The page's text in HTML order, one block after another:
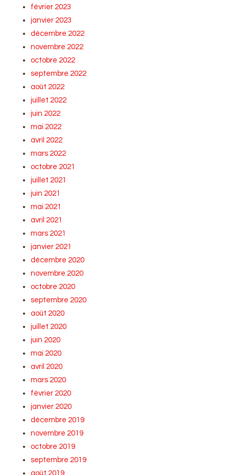
février 2023
janvier 2023
décembre 2022
novembre 2022
octobre 2022
septembre 2022
août 2022
juillet 2022
juin 2022
mai 2022
avril 2022
mars 2022
octobre 2021
juillet 2021
juin 2021
mai 2021
avril 2021
mars 2021
janvier 2021
décembre 2020
novembre 2020
octobre 2020
septembre 2020
août 2020
juillet 2020
juin 2020
mai 2020
avril 2020
mars 2020
février 2020
janvier 2020
décembre 2019
novembre 2019
octobre 2019
septembre 2019
août 2019